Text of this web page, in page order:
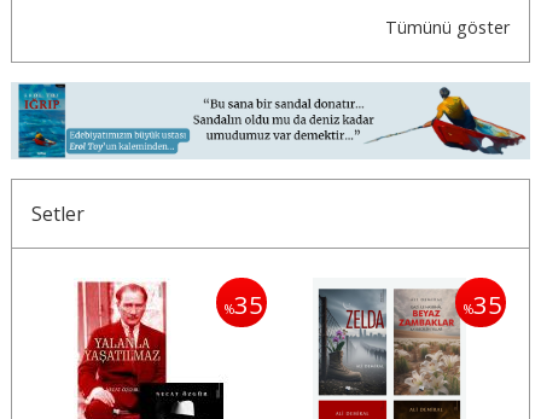
Tümünü göster
Setler
%35 %35